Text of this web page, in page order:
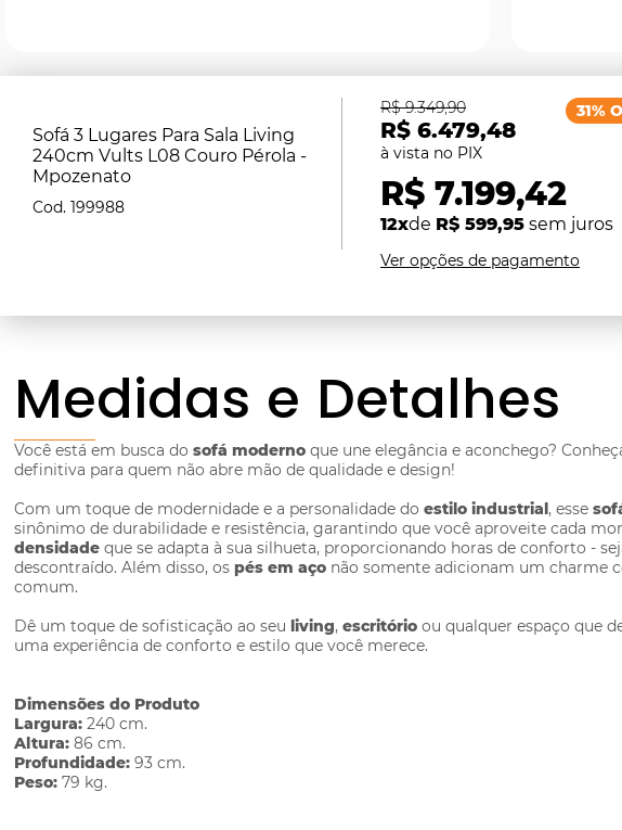
Sofá 3 Lugares Para Sala Living
240cm Vults L08 Couro Pérola -
Mpozenato
199988
R$ 6.479,48
R$ 9.349,90
R$ 7.199,42
12xde R$ 599,95 sem juros
31%
Ver opções de pagamento
Medidas e Detalhes
Você está em busca dosofá moderno que une elegância e aconchego?
definitiva para quem não abre mão de qualidade e design!
Com um toque de modernidade e a personalidade doestilo industrial, esse
sinônimo de durabilidade e resistência, garantindo que você aproveite cada
densidade que se adapta à sua silhueta, proporcionando horas de conforto -
descontraído. Além disso, ospés em aço não somente adicionam um charme
comum.
Dê um toque de sofisticação ao seuliving,escritório ou qualquer espaço que
uma experiência de conforto e estilo que você merece.
Dimensões do Produto
Largura:240 cm.
Altura:86 cm.
Profundidade:93 cm.
Peso:79 kg.